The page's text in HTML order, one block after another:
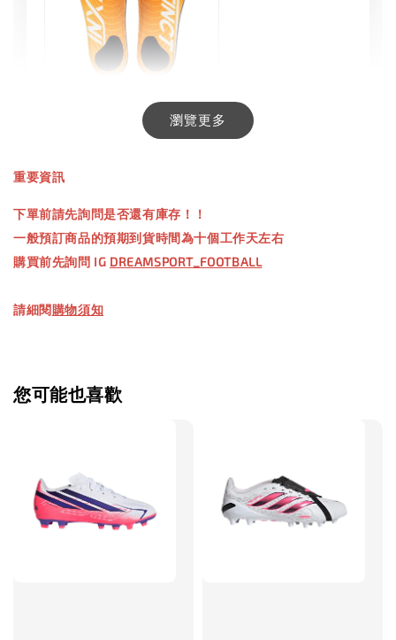
INXTINCT 生活日用鞋墊
NT$ 550.00
加入購物車
瀏覽更多
重要資訊
下單前請先詢問是否還有庫存！！
一般預訂商品的預期到貨時間為十個工作天左右
購買前先詢問 IG DREAMSPORT_FOOTBALL
請細閱購物須知
您可能也喜歡